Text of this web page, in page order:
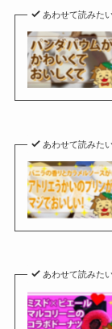
あわせて読みた
あわせて読みた
あわせて読みた